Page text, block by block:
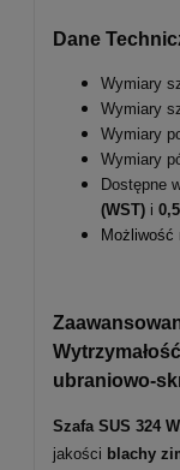
Dane
Wymiary
Wymiary
Wymiary
Wymiary
Dostępne
(WST) i
Możliwość
ubraniowo-
Szafa SUS 324
jakości blachy